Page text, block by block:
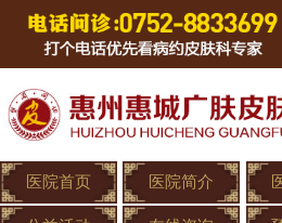
医院首页 医院简介